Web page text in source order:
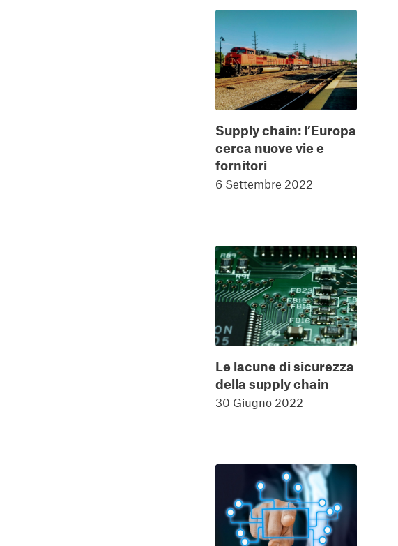
Supply chain: l’Europa
cerca nuove vie e
fornitori
6 Settembre 2022
Le lacune di sicurezza
della supply chain
30 Giugno 2022